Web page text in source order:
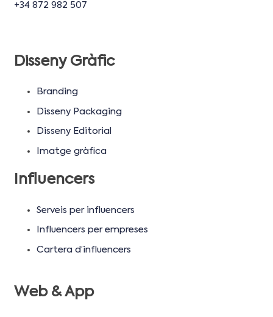
+34 872 982 507
Disseny Gràfic
Branding
Disseny Packaging
Disseny Editorial
Imatge gràfica
Influencers
Serveis per influencers
Influencers per empreses
Cartera d’influencers
Web & App